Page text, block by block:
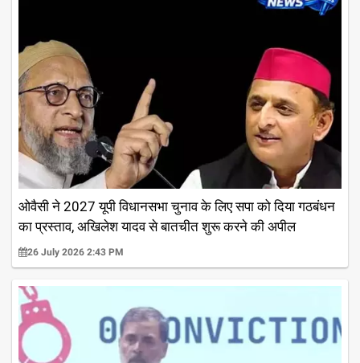
ओवैसी ने 2027 यूपी विधानसभा चुनाव के लिए सपा को दिया गठबंधन
का प्रस्ताव, अखिलेश यादव से बातचीत शुरू करने की अपील
26 July 2026 2:43 PM